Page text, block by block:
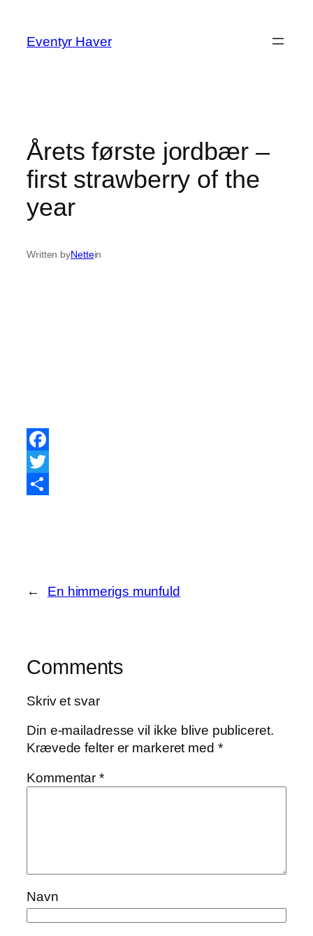
indhold
Eventyr Haver
Årets første jordbær –
first strawberry of the
year
Written byNettein
Facebook
Twitter
← En himmerigs munfuld
Comments
Skriv et svar
Din e-mailadresse vil ikke blive publiceret.
Krævede felter er markeret med *
Kommentar*
Navn